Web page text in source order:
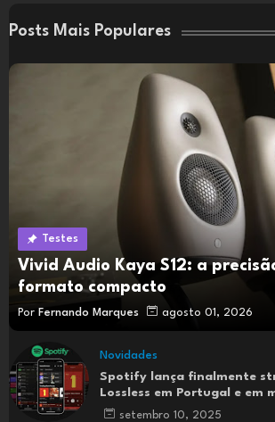
Posts Mais Populares
Testes
Vivid Audio Kaya S12: a
formato compacto
Por Fernando Marques agosto 01, 2026
Novidades
Spotify lança finalmente
Lossless em Portugal e em
setembro 10, 2025